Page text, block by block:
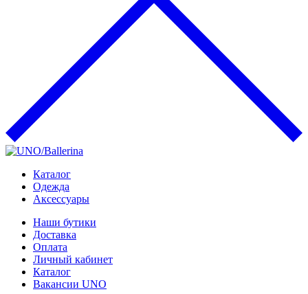
Каталог
Одежда
Аксессуары
Наши бутики
Доставка
Оплата
Личный кабинет
Каталог
Вакансии UNO